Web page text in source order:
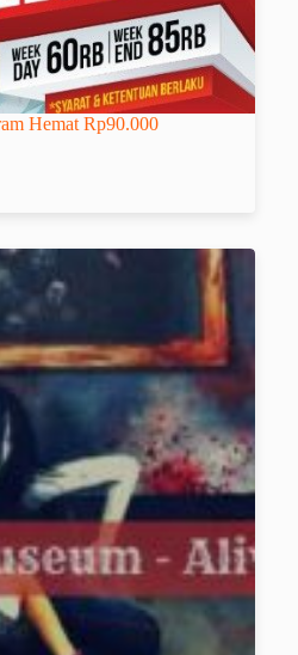
Hemat Rp90.000